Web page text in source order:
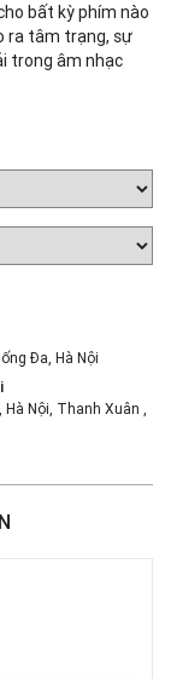
bất kỳ phím nào
ra tâm trạng, sự
trong âm nhạc
Đa, Hà Nội
Nội, Thanh Xuân ,
Quận 3, Hồ Chí